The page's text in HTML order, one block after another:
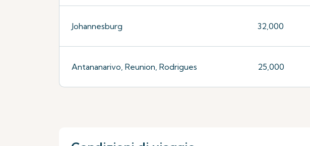
Johannesburg 32,000
Antananarivo, Reunion, Rodrigues 25,000